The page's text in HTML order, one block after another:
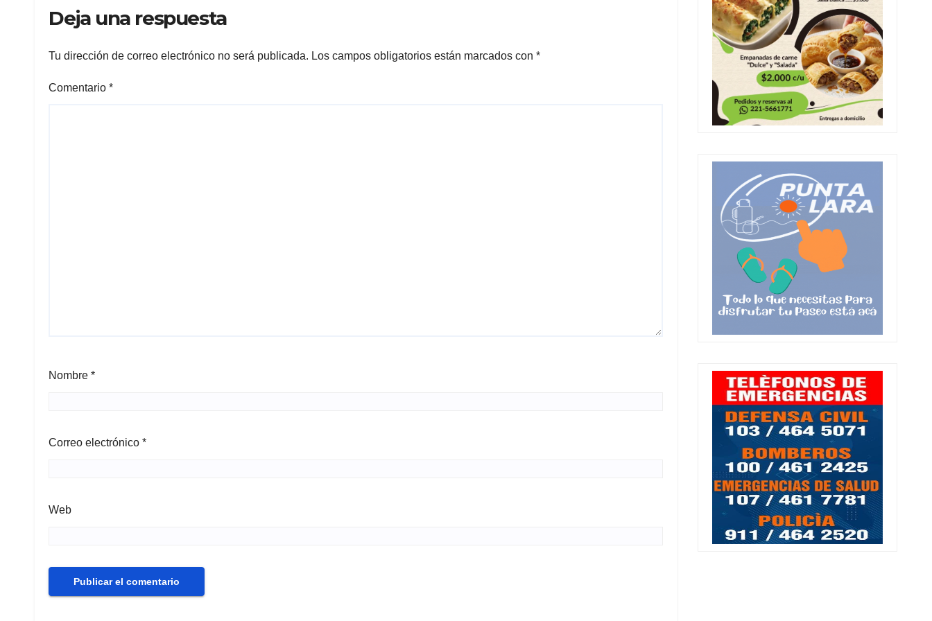
Deja una respuesta
Tu dirección de correo electrónico no será publicada. Los campos obligatorios están marcados con *
Comentario *
Nombre *
Correo electrónico *
Web